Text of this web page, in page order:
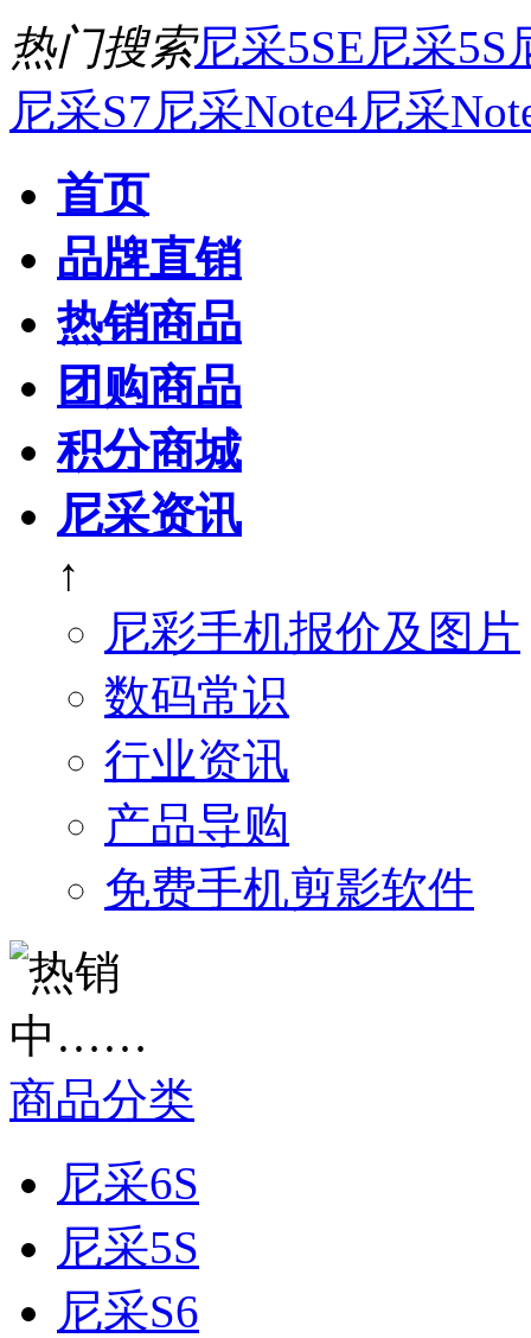
热门搜索尼采5SE尼采5S
尼采S7尼采Note4尼采
首页
品牌直销
热销商品
团购商品
积分商城
尼采资讯
↑
尼彩手机报价及图片
数码常识
行业资讯
产品导购
免费手机剪影软件
商品分类
尼采6S
尼采5S
尼采S6